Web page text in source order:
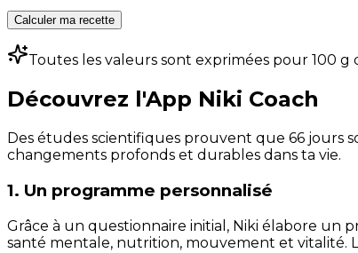
Calculer ma recette
Toutes les valeurs sont exprimées pour 100 g
Découvrez l'App Niki Coach
Des études scientifiques prouvent que 66 jours
changements profonds et durables dans ta vie.
1. Un programme personnalisé
Grâce à un questionnaire initial, Niki élabore un
santé mentale, nutrition, mouvement et vitalité.